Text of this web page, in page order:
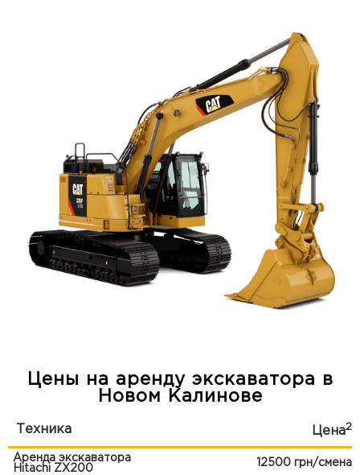
Цены на аренду экскаватора в
Новом Калинове
Техника Цена2
Аренда экскаватора
Hitachi ZX200
12500 грн/смена